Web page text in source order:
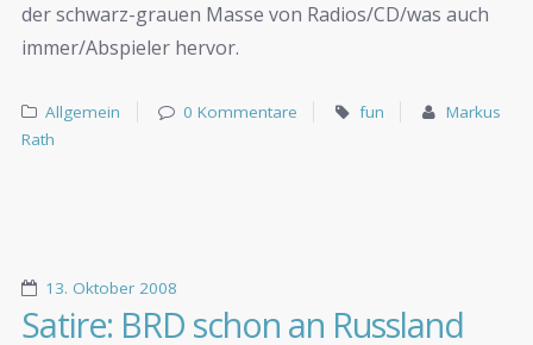
der schwarz-grauen Masse von Radios/CD/was auch
immer/Abspieler hervor.
Allgemein 0 Kommentare fun
Markus
Rath
13. Oktober 2008
Satire: BRD schon an Russland